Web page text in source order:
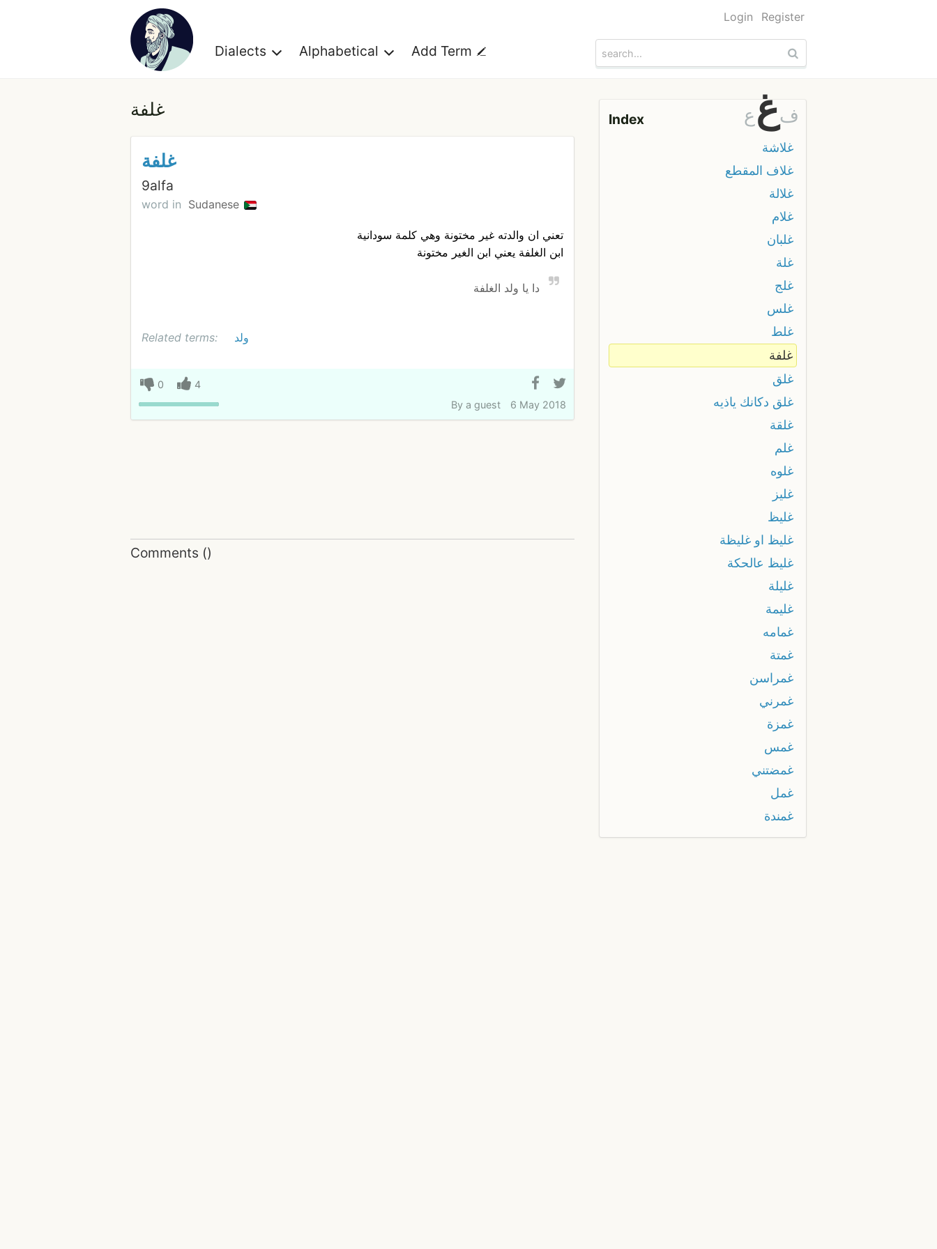
Dialects Alphabetical Add Term
Login Register
غلفة
غلفة
9alfa
word in Sudanese
تعني ان والدته غير مختونة وهي كلمة سودانية
ابن الغلفة يعني ابن الغير مختونة
دا يا ولد الغلفة
Related terms: ولد
0
4
By a guest 6 May 2018
Comments ()
Index عغف
غلاشة
غلاف المقطع
غلالة
غلام
غلبان
غلة
غلج
غلس
غلط
غلفة
غلق
غلق دكانك ياذيه
غلقة
غلم
غلوه
غليز
غليظ
غليظ او غليظة
غليظ عالحكة
غليلة
غليمة
غمامه
غمتة
غمراسن
غمرني
غمزة
غمس
غمضتني
غمل
غمندة